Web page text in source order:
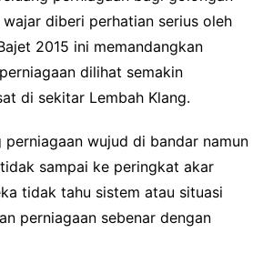
diberi perhatian serius oleh
2015 ini memandangkan
dilihat semakin
di sekitar Lembah Klang.
perniagaan wujud di bandar namun
sampai ke peringkat akar
tidak tahu sistem atau situasi
perniagaan sebenar dengan